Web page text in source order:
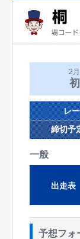
2
レ
締切予
一般
出走表
予想フォ